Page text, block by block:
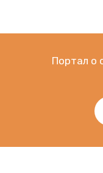
Портал о